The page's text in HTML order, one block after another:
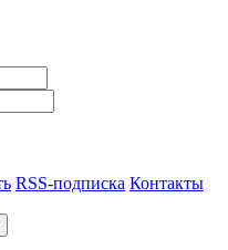
RSS-подписка Контакты